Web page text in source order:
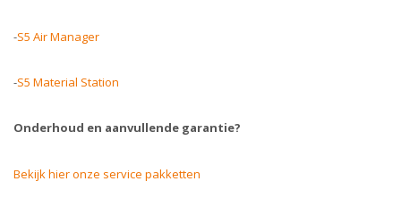
-S5 Air Manager
-S5 Material Station
Onderhoud en aanvullende garantie?
Bekijk hier onze service pakketten